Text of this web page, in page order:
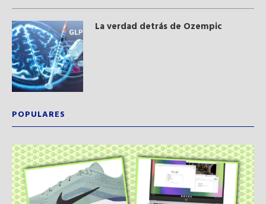
La verdad detrás de Ozempic
POPULARES